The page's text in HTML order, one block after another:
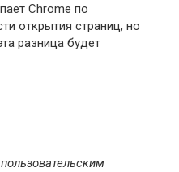
Chrome по
открытия страниц, но
разница будет